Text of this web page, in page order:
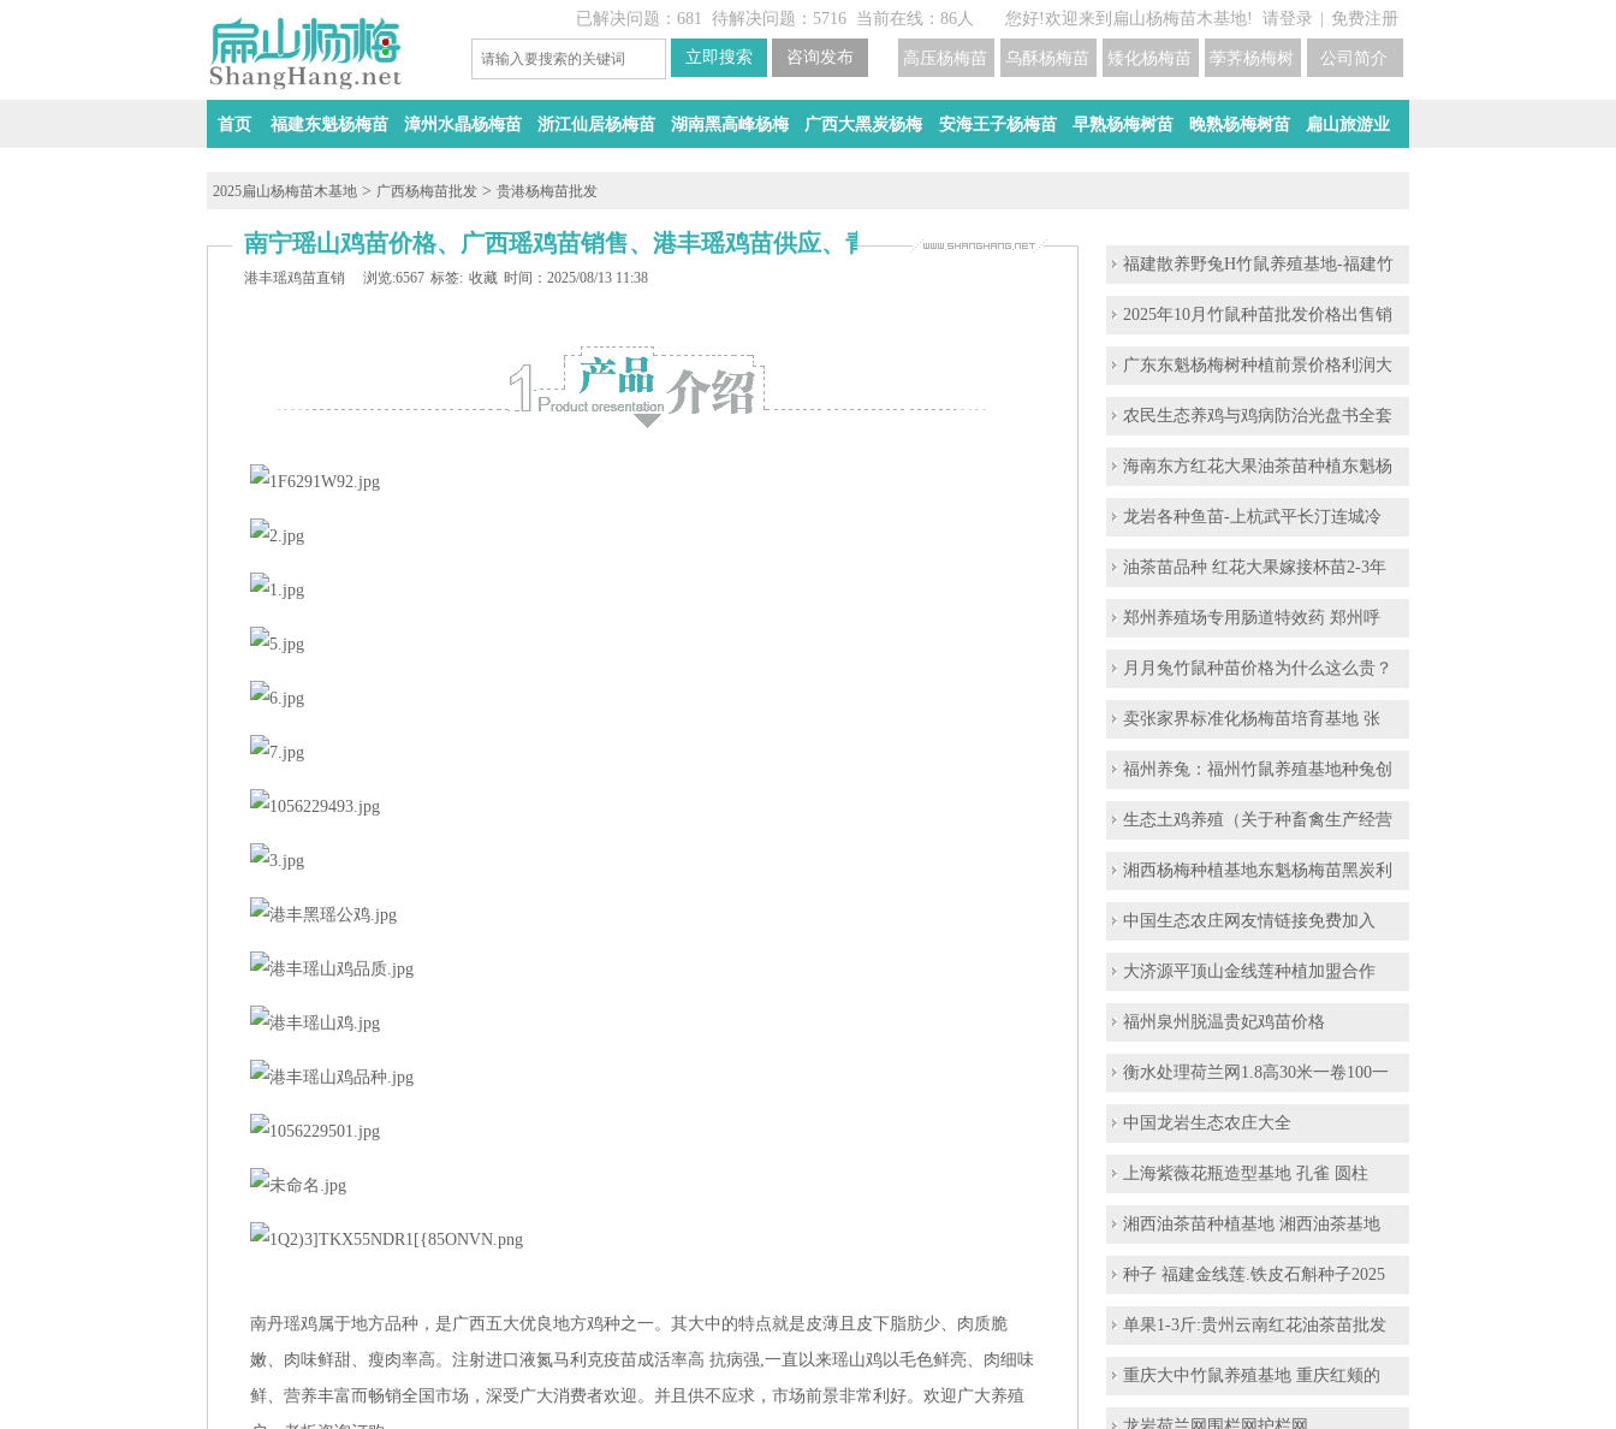
您好!欢迎来到扁山杨梅苗木基地! 请登录 免费注册
已解决问题：681 待解决问题：5716 当前在线：86人
公司简介
荸荠杨梅树苗培育
矮化杨梅苗价格
乌酥杨梅苗培育基地
高压杨梅苗
首页 福建东魁杨梅苗 漳州水晶杨梅苗 浙江仙居杨梅苗 湖南黑高峰杨梅 广西大黑炭杨梅 安海王子杨梅苗 早熟杨梅树苗 晚熟杨梅树苗 扁山旅游业
2025扁山杨梅苗木基地 > 广西杨梅苗批发 > 贵港杨梅苗批发
南宁瑶山鸡苗价格、广西瑶鸡苗销售、港丰瑶鸡苗供应、青脚土鸡苗供应、直销广西黑瑶鸡苗和红瑶鸡苗供应
港丰瑶鸡苗直销 浏览:6567 标签: 收藏 时间：2025/08/13 11:38
南丹瑶鸡属于地方品种，是广西五大优良地方鸡种之一。其大中的特点就是皮薄且皮下脂肪少、肉质脆
嫩、肉味鲜甜、瘦肉率高。注射进口液氮马利克疫苗成活率高 抗病强,一直以来瑶山鸡以毛色鲜亮、肉细味
鲜、营养丰富而畅销全国市场，深受广大消费者欢迎。并且供不应求，市场前景非常利好。欢迎广大养殖
福建散养野兔H竹鼠养殖基地-福建竹
2025年10月竹鼠种苗批发价格出售销
广东东魁杨梅树种植前景价格利润大
农民生态养鸡与鸡病防治光盘书全套
海南东方红花大果油茶苗种植东魁杨
龙岩各种鱼苗-上杭武平长汀连城冷
油茶苗品种 红花大果嫁接杯苗2-3年
郑州养殖场专用肠道特效药 郑州呼
月月兔竹鼠种苗价格为什么这么贵？
卖张家界标准化杨梅苗培育基地 张
福州养兔：福州竹鼠养殖基地种兔创
生态土鸡养殖（关于种畜禽生产经营
湘西杨梅种植基地东魁杨梅苗黑炭利
中国生态农庄网友情链接免费加入
大济源平顶山金线莲种植加盟合作
福州泉州脱温贵妃鸡苗价格
衡水处理荷兰网1.8高30米一卷100一
中国龙岩生态农庄大全
上海紫薇花瓶造型基地 孔雀 圆柱
湘西油茶苗种植基地 湘西油茶基地
种子 福建金线莲.铁皮石斛种子2025
单果1-3斤:贵州云南红花油茶苗批发
重庆大中竹鼠养殖基地 重庆红颊的